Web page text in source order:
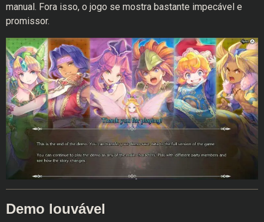
manual. Fora isso, o jogo se mostra bastante impecável e
promissor.
Demo louvável